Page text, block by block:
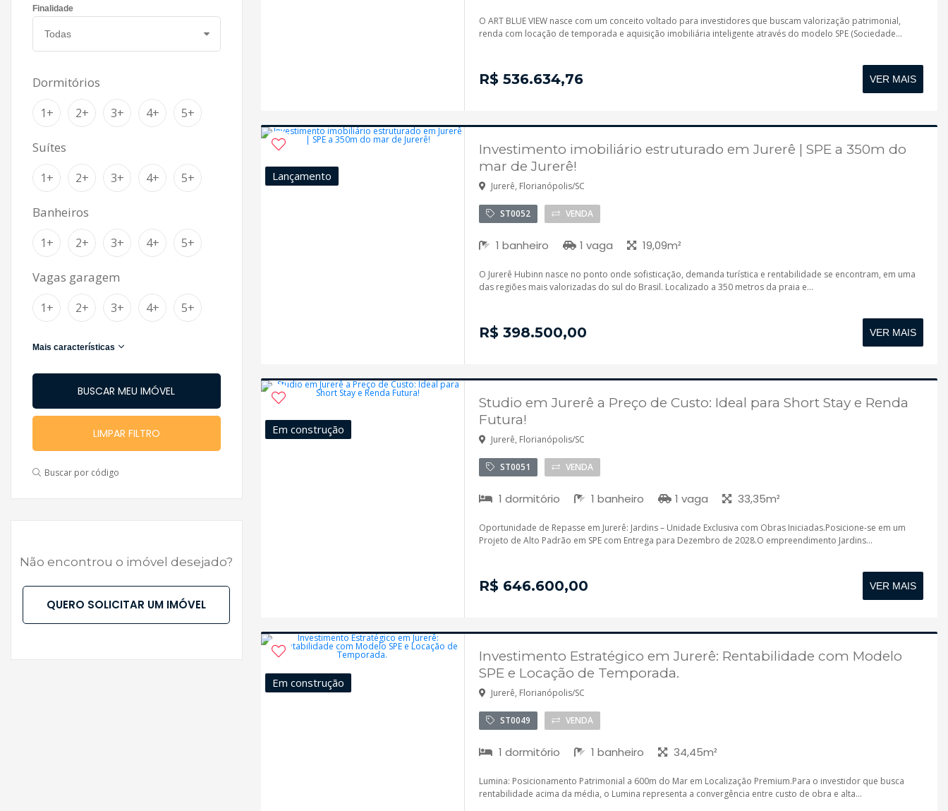
Finalidade
Dormitórios
1+ 2+ 3+ 4+ 5+
Suítes
1+ 2+ 3+ 4+ 5+
Banheiros
1+ 2+ 3+ 4+ 5+
Vagas garagem
1+ 2+ 3+ 4+ 5+
Mais características
LIMPAR FILTRO
Buscar por código
Não encontrou o imóvel desejado?
QUERO SOLICITAR UM IMÓVEL
O ART BLUE VIEW nasce com um conceito voltado para investidores que buscam valorização patrimonial,
renda com locação de temporada e aquisição imobiliária inteligente através do modelo SPE (Sociedade...
R$ 536.634,76 VER MAIS
Lançamento
Investimento imobiliário estruturado em Jurerê | SPE a 350m do
mar de Jurerê!
Jurerê, Florianópolis/SC
ST0052 VENDA
1 banheiro 1 vaga 19,09m²
O Jurerê Hubinn nasce no ponto onde sofisticação, demanda turística e rentabilidade se encontram, em uma
das regiões mais valorizadas do sul do Brasil. Localizado a 350 metros da praia e...
R$ 398.500,00 VER MAIS
Em construção
Studio em Jurerê a Preço de Custo: Ideal para Short Stay e Renda
Futura!
Jurerê, Florianópolis/SC
ST0051 VENDA
1 dormitório 1 banheiro 1 vaga 33,35m²
Oportunidade de Repasse em Jurerê: Jardins – Unidade Exclusiva com Obras Iniciadas.Posicione-se em um
Projeto de Alto Padrão em SPE com Entrega para Dezembro de 2028.O empreendimento Jardins...
R$ 646.600,00 VER MAIS
Em construção
Investimento Estratégico em Jurerê: Rentabilidade com Modelo
SPE e Locação de Temporada.
Jurerê, Florianópolis/SC
ST0049 VENDA
1 dormitório 1 banheiro 34,45m²
Lumina: Posicionamento Patrimonial a 600m do Mar em Localização Premium.Para o investidor que busca
rentabilidade acima da média, o Lumina representa a convergência entre custo de obra e alta...